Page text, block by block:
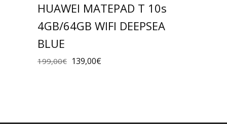
HUAWEI MATEPAD T 10s
4GB/64GB WIFI DEEPSEA
BLUE
199,00€ 139,00€